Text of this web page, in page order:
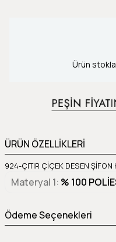
Ürün
ÜRÜN ÖZELLİKLERİ
924-ÇITIR ÇİÇEK DESEN ŞİFON
Materyal 1 % 100
Ödeme Seçenekleri